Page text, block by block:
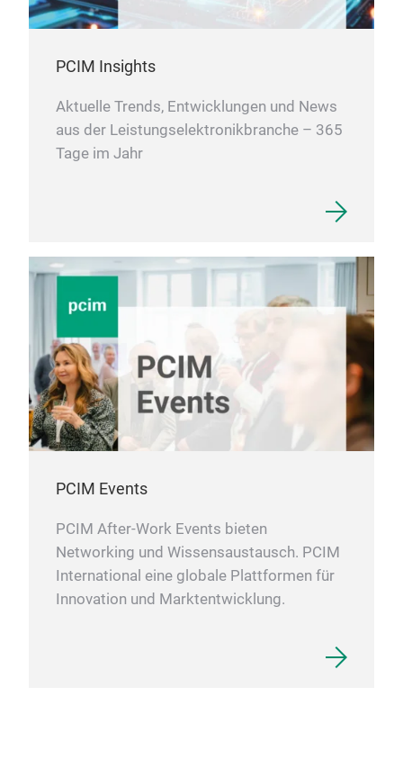
PCIM Insights
Aktuelle Trends, Entwicklungen und News
aus der Leistungselektronikbranche – 365
Tage im Jahr
PCIM Events
PCIM After-Work Events bieten
Networking und Wissensaustausch. PCIM
International eine globale Plattformen für
Innovation und Marktentwicklung.